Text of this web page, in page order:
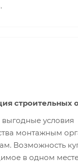
строительных
условия
монтажным
Возможность
в одном